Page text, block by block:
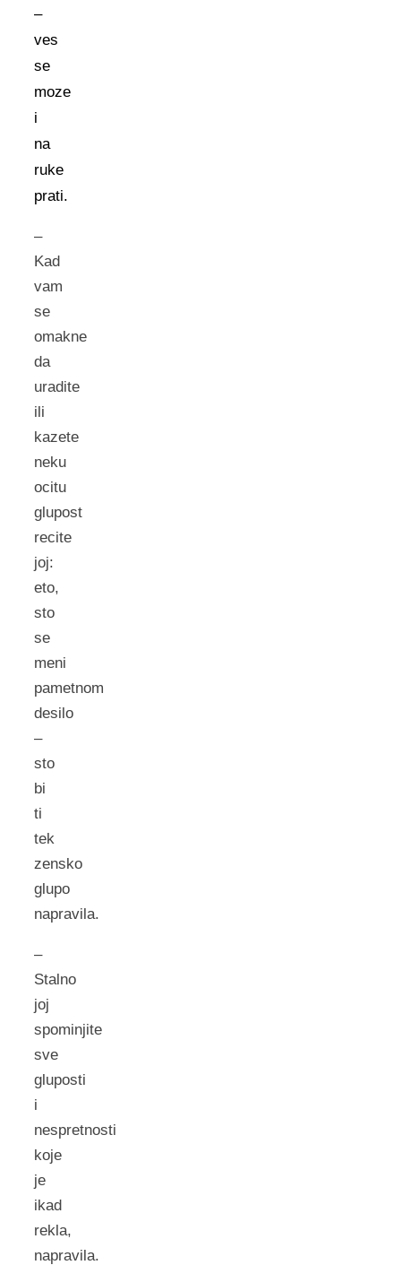
–
ves
se
moze
i
na
ruke
prati.
–
Kad
vam
se
omakne
da
uradite
ili
kazete
neku
ocitu
glupost
recite
joj:
eto,
sto
se
meni
pametnom
desilo
–
sto
bi
ti
tek
zensko
glupo
napravila.
–
Stalno
joj
spominjite
sve
gluposti
i
nespretnosti
koje
je
ikad
rekla,
napravila.